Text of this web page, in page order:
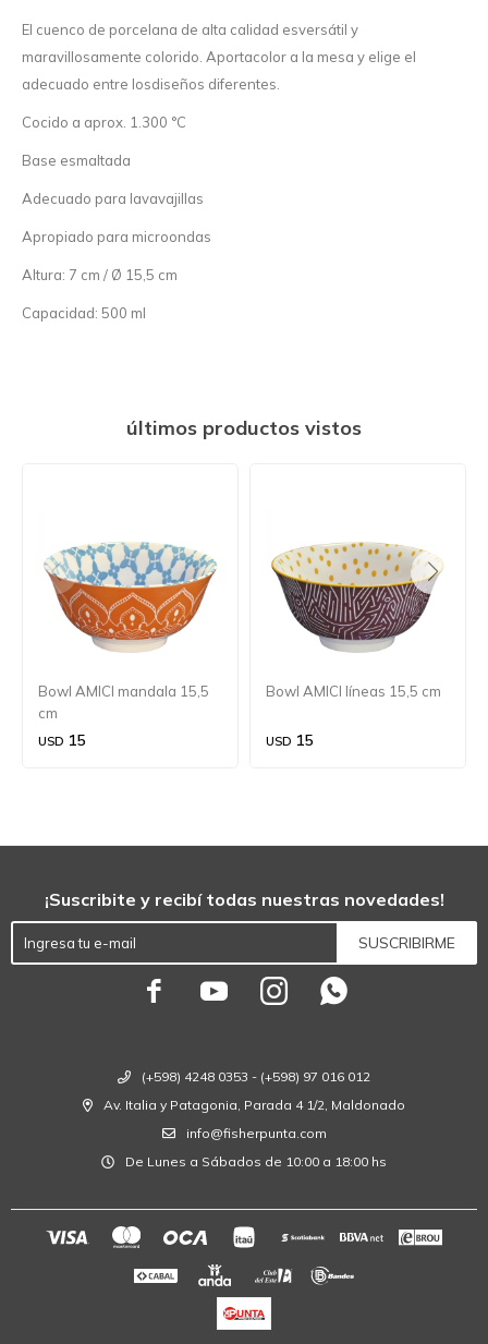
El cuenco de porcelana de alta calidad esversátil y
maravillosamente colorido. Aportacolor a la mesa y elige el
adecuado entre losdiseños diferentes.
Cocido a aprox. 1.300 °C
Base esmaltada
Adecuado para lavavajillas
Apropiado para microondas
Altura: 7 cm / Ø 15,5 cm
Capacidad: 500 ml
últimos productos vistos
Bowl AMICI mandala 15,5
cm
USD 15
Bowl AMICI líneas 15,5 cm
USD 15
(+598) 4248 0353 - (+598) 97 016 012
Av. Italia y Patagonia, Parada 4 1/2, Maldonado
info@fisherpunta.com
De Lunes a Sábados de 10:00 a 18:00 hs
¡Suscribite y recibí todas nuestras novedades!
SUSCRIBIRME
   